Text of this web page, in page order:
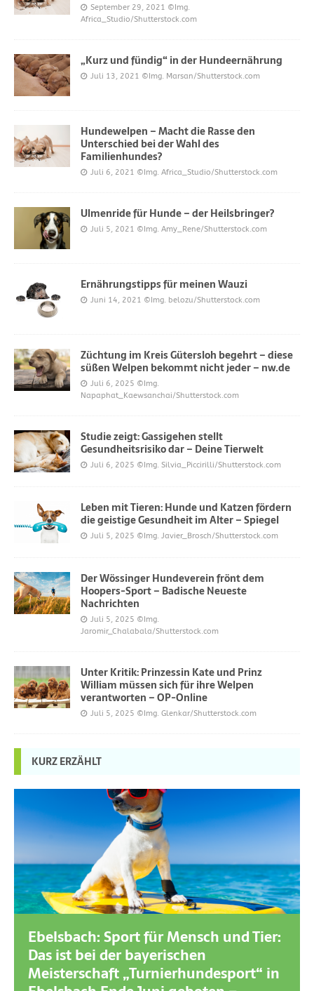
September 29, 2021 ©Img.
Africa_Studio/Shutterstock.com
„Kurz und fündig“ in der Hundeernährung
Juli 13, 2021 ©Img. Marsan/Shutterstock.com
Hundewelpen – Macht die Rasse den
Unterschied bei der Wahl des
Familienhundes?
Juli 6, 2021 ©Img. Africa_Studio/Shutterstock.com
Ulmenride für Hunde – der Heilsbringer?
Juli 5, 2021 ©Img. Amy_Rene/Shutterstock.com
Ernährungstipps für meinen Wauzi
Juni 14, 2021 ©Img. belozu/Shutterstock.com
Züchtung im Kreis Gütersloh begehrt – diese
süßen Welpen bekommt nicht jeder – nw.de
Juli 6, 2025 ©Img.
Napaphat_Kaewsanchai/Shutterstock.com
Studie zeigt: Gassigehen stellt
Gesundheitsrisiko dar – Deine Tierwelt
Juli 6, 2025 ©Img. Silvia_Piccirilli/Shutterstock.com
Leben mit Tieren: Hunde und Katzen fördern
die geistige Gesundheit im Alter – Spiegel
Juli 5, 2025 ©Img. Javier_Brosch/Shutterstock.com
Der Wössinger Hundeverein frönt dem
Hoopers-Sport – Badische Neueste
Nachrichten
Juli 5, 2025 ©Img.
Jaromir_Chalabala/Shutterstock.com
Unter Kritik: Prinzessin Kate und Prinz
William müssen sich für ihre Welpen
verantworten – OP-Online
Juli 5, 2025 ©Img. Glenkar/Shutterstock.com
KURZ ERZÄHLT
Ebelsbach: Sport für Mensch und Tier:
Das ist bei der bayerischen
Meisterschaft „Turnierhundesport“ in